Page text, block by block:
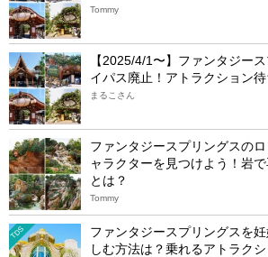
Tommy
【2025/4/1〜】ファンタジー
イパス廃止！アトラクション待
まるこさん
ファンタジースプリングスの
ャラクターを見つけよう！岩
とは？
Tommy
TDS
ファンタジースプリングスを
しむ方法は？乗れるアトラク